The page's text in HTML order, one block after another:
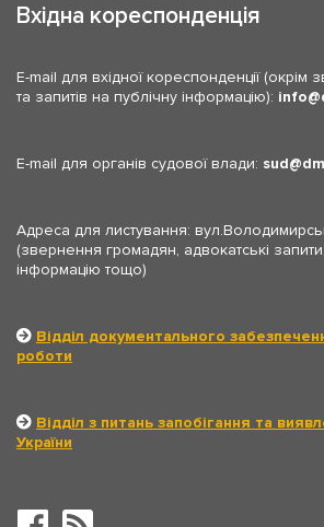
Вхідна кореспонденція
E-mail для вхідної кореспонденції
та запитів на публічну інформацію): info
E-mail для органів судової влади: sud
Адреса для листування:
(звернення громадян, адвокатські
інформацію тощо)
Відділ документального
роботи
Відділ з питань запобігання та
України